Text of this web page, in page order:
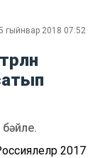
гыйнвар 2018 07:52
бәйле.
2017